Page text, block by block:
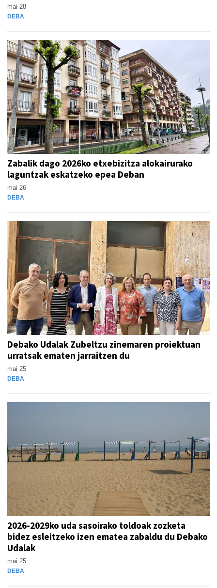
mai 28
DEBA
Zabalik dago 2026ko etxebizitza alokairurako
laguntzak eskatzeko epea Deban
mai 26
DEBA
Debako Udalak Zubeltzu zinemaren proiektuan
urratsak ematen jarraitzen du
mai 25
DEBA
2026-2029ko uda sasoirako toldoak zozketa
bidez esleitzeko izen ematea zabaldu du Debako
Udalak
mai 25
DEBA